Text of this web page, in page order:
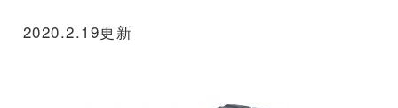
2020.2.19更新